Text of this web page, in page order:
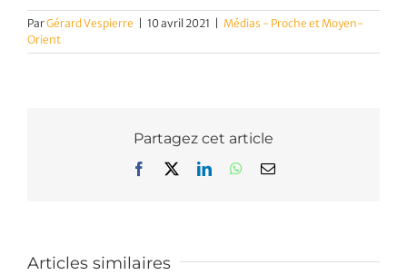
ParGérard Vespierre 10 avril 2021
Médias - Proche et Moyen-
Orient
Partagez cet article
Facebook LinkedInWhatsApp
Email
Articles similaires